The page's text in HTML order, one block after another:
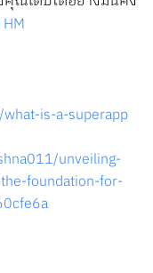
is-a-superapp
unveiling-
foundation-for-